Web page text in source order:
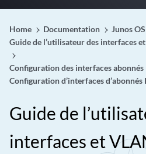
Home Documentation
Junos OS
Guide de l’utilisateur des interfaces
Configuration des interfaces abonnés
Configuration d’interfaces d’abonnés
Guide de
interfaces et